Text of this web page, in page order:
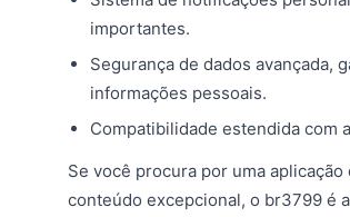
importantes.
Segurança de dados avançada,
informações pessoais.
Compatibilidade estendida com
Se você procura por uma
conteúdo excepcional, o br3799 é